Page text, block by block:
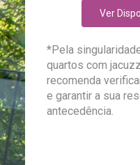
Ver
*Pela
quartos com
recomenda
e garantir a sua
antecedência.